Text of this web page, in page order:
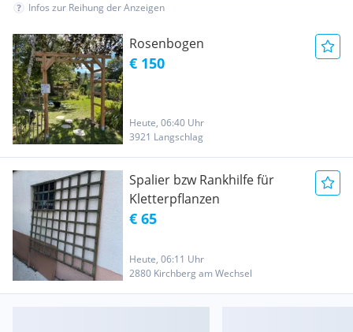
Infos zur Reihung der Anzeigen
Rosenbogen
€ 150
Heute, 06:40 Uhr
3921 Langschlag
Spalier bzw Rankhilfe für
Kletterpflanzen
€ 65
Heute, 06:11 Uhr
2880 Kirchberg am Wechsel